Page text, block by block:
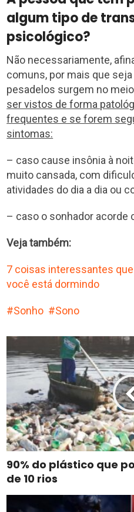
algum tipo de
psicológico?
Não necessariamente,
comuns, por mais que
pesadelos surgem no
ser vistos de forma
frequentes e se forem
sintomas:
– caso cause insônia à
muito cansada, com
atividades do dia a dia ou
– caso o sonhador acorde
Veja também:
7 coisas interessantes
você está dormindo
Sonho Sono
90% do plástico que
de 10 rios